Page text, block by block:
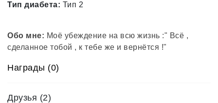
Тип диабета: Тип 2
Обо мне: Моё убеждение на всю жизнь :" Всё ,
сделанное тобой , к тебе же и вернётся !"
Награды (0)
Друзья (2)